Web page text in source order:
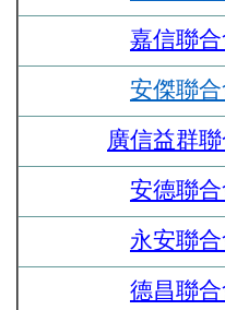
嘉信聯
安傑聯
廣信益群
安德聯
永安聯
德昌聯